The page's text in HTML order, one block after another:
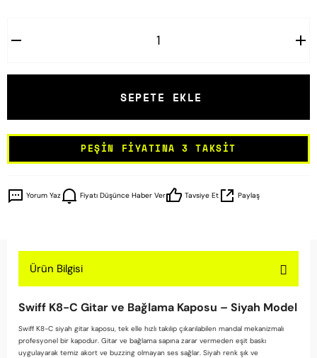
SEPETE EKLE
PEŞIN FIYATINA 3 TAKSIT
Yorum Yaz Fiyatı Düşünce Haber Ver Tavsiye Et Paylaş
Ürün Bilgisi
Swiff K8-C Gitar ve Bağlama Kaposu – Siyah Model
Swiff K8-C siyah gitar kaposu, tek elle hızlı takılıp çıkarılabilen mandal mekanizmalı
profesyonel bir kapodur. Gitar ve bağlama sapına zarar vermeden eşit baskı
uygulayarak temiz akort ve buzzing olmayan ses sağlar. Siyah renk şık ve